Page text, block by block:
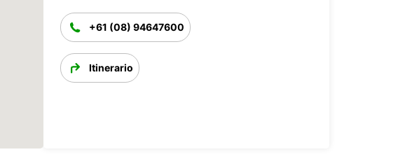
+61 (08) 94647600
Itinerario